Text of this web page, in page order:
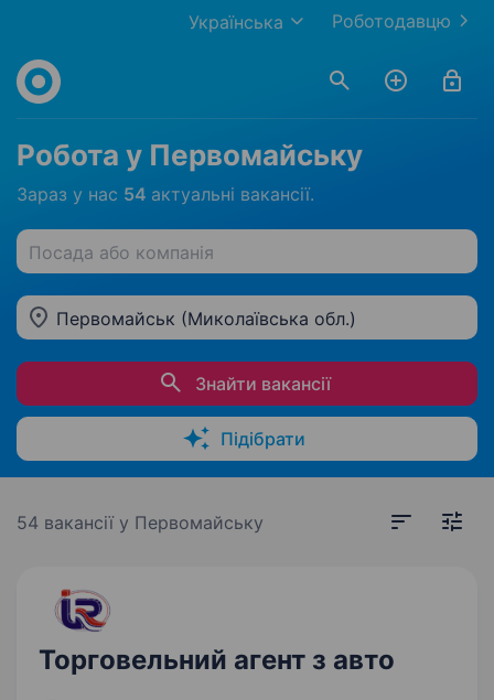
Роботодавцю
Українська
Робота у Первомайську
Зараз у нас 54 актуальні вакансії.
Посада або компанія
Первомайськ (Миколаївська обл.)
Знайти вакансії
Підібрати
54 вакансії у Первомайську
Торговельний агент з авто